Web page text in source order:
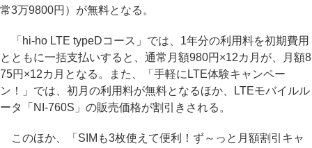
常3万9800円）が無料となる。
「hi-ho LTE typeDコース」では、1年分の利用料を初期費用
とともに一括支払いすると、通常月額980円×12カ月が、月額8
75円×12カ月となる。また、「手軽にLTE体験キャンペー
ン！」では、初月の利用料が無料となるほか、LTEモバイルル
ータ「NI-760S」の販売価格が割引きされる。
このほか、「SIMも3枚使えて便利！ず～っと月額割引キャ